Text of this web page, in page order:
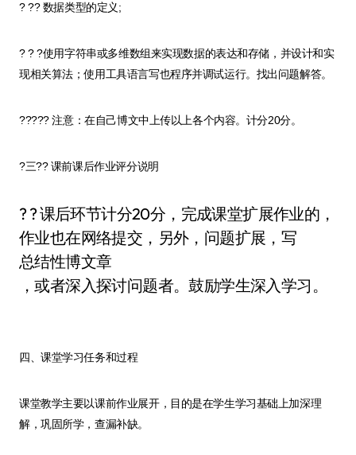
? ?? 数据类型的定义;
? ? ?使用字符串或多维数组来实现数据的表达和存储，并设计和实
现相关算法；使用工具语言写也程序并调试运行。找出问题解答。
????? 注意：在自己博文中上传以上各个内容。计分20分。
?三?? 课前课后作业评分说明
? ? 课后环节计分20分，完成课堂扩展作业的，
作业也在网络提交，另外，问题扩展，写
总结性博文章
，或者深入探讨问题者。鼓励学生深入学习。
四、课堂学习任务和过程
课堂教学主要以课前作业展开，目的是在学生学习基础上加深理
解，巩固所学，查漏补缺。